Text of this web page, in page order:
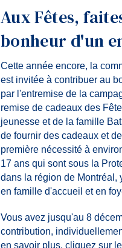
Aux Fêtes,
bonheur d'un
Cette année encore, la
est invitée à contribuer au
par l'entremise de la
remise de cadeaux des
jeunesse et de la famille
de fournir des cadeaux et
première nécessité à
17 ans qui sont sous la
dans la région de Montréal,
en famille d'accueil et en
Vous avez jusqu'au 8
contribution,
en savoir plus, cliquez sur